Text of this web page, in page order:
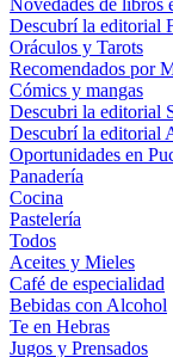
Novedades de libros
Descubrí la editorial
Oráculos y Tarots
Recomendados por
Cómics y mangas
Descubri la editorial
Descubrí la editorial
Oportunidades en
Panadería
Cocina
Pastelería
Todos
Aceites y Mieles
Café de especialidad
Bebidas con Alcohol
Te en Hebras
Jugos y Prensados